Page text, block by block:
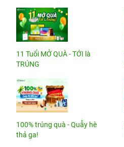
11 Tuổi MỞ QUÀ - TỚI là
TRÚNG
100% trúng quà - Quẫy hè
thả ga!